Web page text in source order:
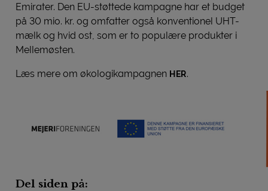
Emirater. Den EU-støttede kampagne har et budget
på 30 mio. kr. og omfatter også konventionel UHT-
mælk og hvid ost, som er to populære produkter i
Mellemøsten.
Læs mere om økologikampagnen HER.
Del siden på: